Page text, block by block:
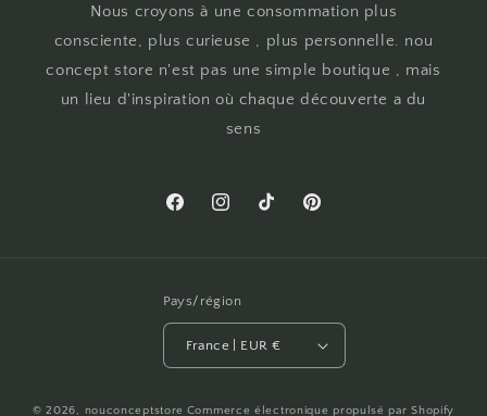
Nous croyons à une consommation plus
consciente, plus curieuse , plus personnelle. nou
concept store n'est pas une simple boutique , mais
un lieu d'inspiration où chaque découverte a du
sens
FacebookInstagramTikTok Pinterest
Pays/région
France | EUR €
© 2026, nouconceptstore Commerce électronique propulsé par Shopify